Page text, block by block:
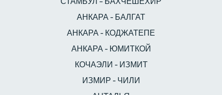
АНКАРА - БАЛГАТ
АНКАРА - КОДЖАТЕПЕ
АНКАРА - ЮМИТКОЙ
КОЧАЭЛИ - ИЗМИТ
ИЗМИР - ЧИЛИ